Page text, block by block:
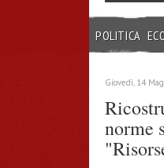
POLITICA
Giovedì, 14
norme